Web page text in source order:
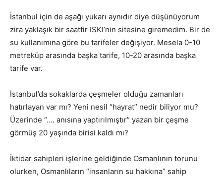
İstanbul için de aşağı yukarı aynıdır diye düşünüyorum
zira yaklaşık bir saattir ISKI’nin sitesine giremedim. Bir de
su kullanımına göre bu tarifeler değişiyor. Mesela 0-10
metreküp arasında başka tarife, 10-20 arasında başka
tarife var.
İstanbul’da sokaklarda çeşmeler olduğu zamanları
hatırlayan var mı? Yeni nesil “hayrat” nedir biliyor mu?
Üzerinde “…. anısına yaptırılmıştır” yazan bir çeşme
görmüş 20 yaşında birisi kaldı mı?
İktidar sahipleri işlerine geldiğinde Osmanlının torunu
olurken, Osmanlıların “insanların su hakkına” sahip